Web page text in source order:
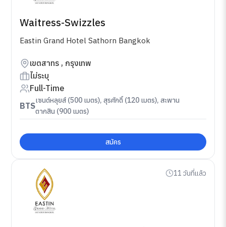
Waitress-Swizzles
Eastin Grand Hotel Sathorn Bangkok
เขตสาทร , กรุงเทพ
ไม่ระบุ
Full-Time
BTS
เซนต์หลุยส์ (500 เมตร), สุรศักดิ์ (120 เมตร), สะพาน
ตากสิน (900 เมตร)
สมัคร
11 วันที่แล้ว